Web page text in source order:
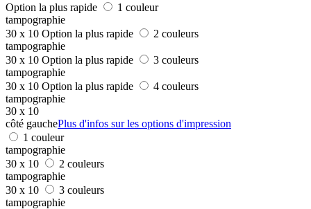
Option la plus rapide
1 couleur
tampographie
30 x 10 Option la plus rapide
2 couleurs
tampographie
30 x 10 Option la plus rapide
3 couleurs
tampographie
30 x 10 Option la plus rapide
4 couleurs
tampographie
30 x 10
côté gauchePlus d'infos sur les options d'impression
1 couleur
tampographie
30 x 10
2 couleurs
tampographie
30 x 10
3 couleurs
tampographie